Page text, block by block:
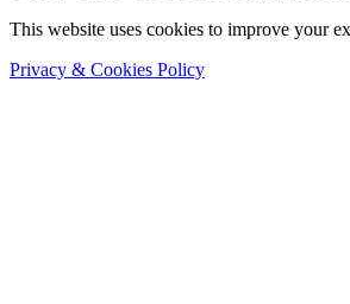
This website uses cookies to improve your
Privacy & Cookies Policy